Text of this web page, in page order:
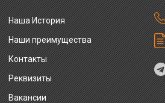
Наша История
Наши преимущества
Контакты
Реквизиты
Вакансии